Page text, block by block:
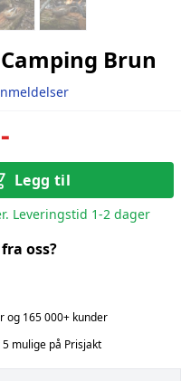
Brun
Legg til
Leveringstid 1-2 dager
oss?
og 165 000+ kunder
5 mulige på Prisjakt